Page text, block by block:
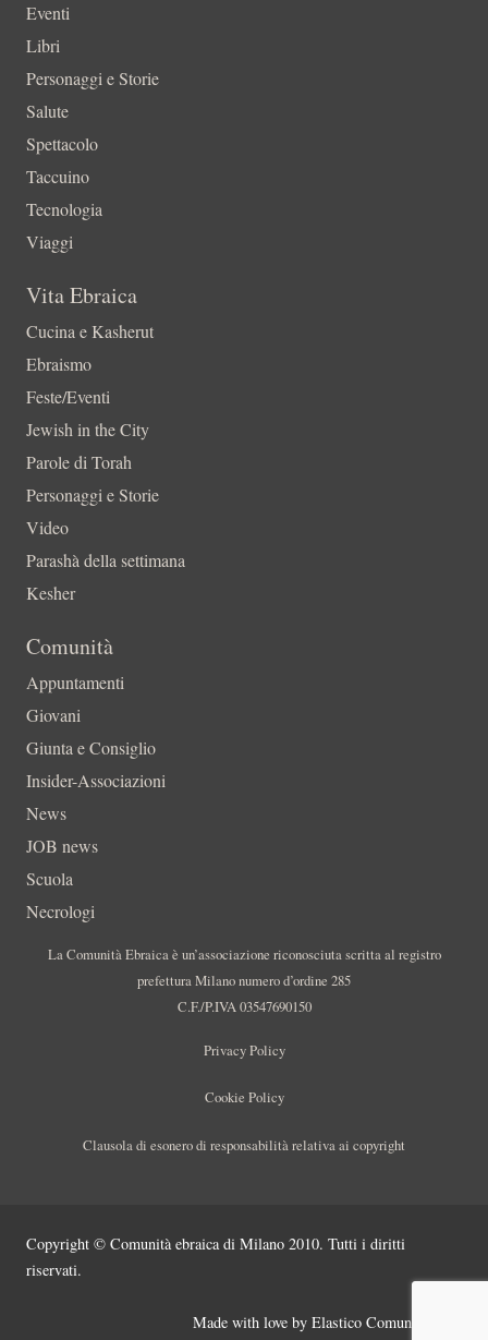
Eventi
Libri
Personaggi e Storie
Salute
Spettacolo
Taccuino
Tecnologia
Viaggi
Vita Ebraica
Cucina e Kasherut
Ebraismo
Feste/Eventi
Jewish in the City
Parole di Torah
Personaggi e Storie
Video
Parashà della settimana
Kesher
Comunità
Appuntamenti
Giovani
Giunta e Consiglio
Insider-Associazioni
News
JOB news
Scuola
Necrologi
La Comunità Ebraica è un’associazione riconosciuta scritta al registro
prefettura Milano numero d’ordine 285
C.F./P.IVA 03547690150
Privacy Policy
Cookie Policy
Clausola di esonero di responsabilità relativa ai copyright
Copyright © Comunità ebraica di Milano 2010. Tutti i diritti
riservati.
Made with love by Elastico Comunicazione